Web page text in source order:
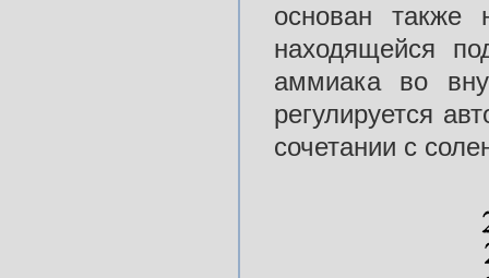
основан также
находящейся
аммиака во
регулируется
сочетании с